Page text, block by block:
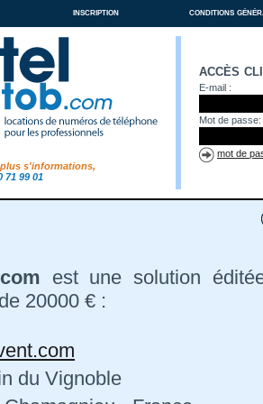
inscription conditions
s'informations,
71 99 01
accès
E-mail :
Mot de passe:
mot de
est une solution
20000 € :
du Vignoble